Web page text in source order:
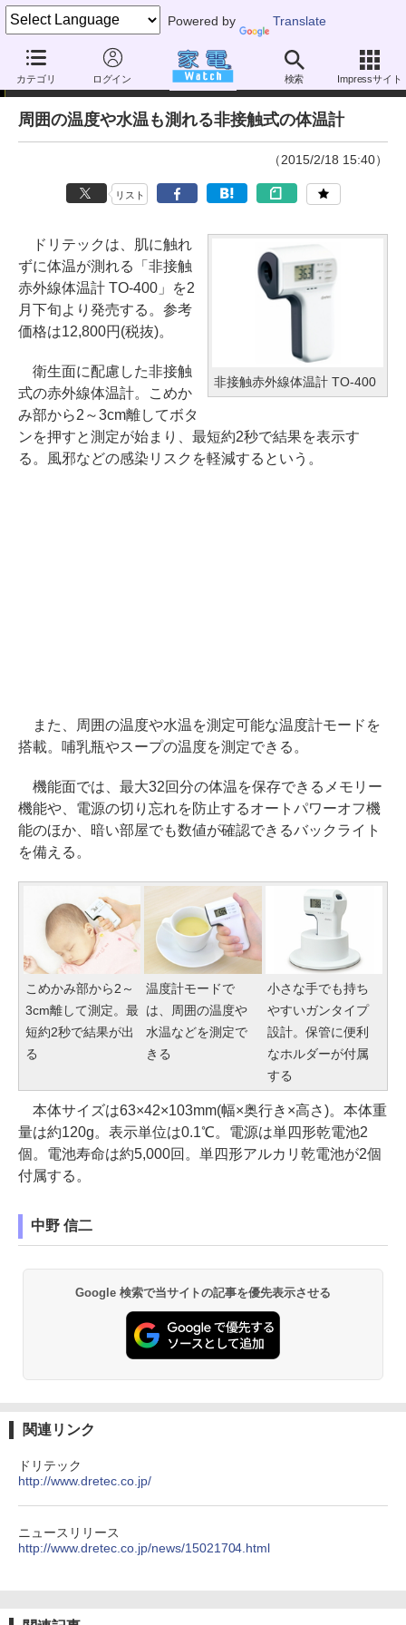
Powered by Translate
カテゴリ ログイン 検索 Impressサイト
ニュース
周囲の温度や水温も測れる非接触式の体温計
（2015/2/18 15:40）
リスト
非接触赤外線体温計 TO-400
ドリテックは、肌に触れ
ずに体温が測れる「非接触
赤外線体温計 TO-400」を2
月下旬より発売する。参考
価格は12,800円(税抜)。
衛生面に配慮した非接触
式の赤外線体温計。こめか
み部から2～3cm離してボタ
ンを押すと測定が始まり、最短約2秒で結果を表示す
る。風邪などの感染リスクを軽減するという。
また、周囲の温度や水温を測定可能な温度計モードを
搭載。哺乳瓶やスープの温度を測定できる。
機能面では、最大32回分の体温を保存できるメモリー
機能や、電源の切り忘れを防止するオートパワーオフ機
能のほか、暗い部屋でも数値が確認できるバックライト
を備える。
こめかみ部から2～
3cm離して測定。最
短約2秒で結果が出
る
温度計モードで
は、周囲の温度や
水温などを測定で
きる
小さな手でも持ち
やすいガンタイプ
設計。保管に便利
なホルダーが付属
する
本体サイズは63×42×103mm(幅×奥行き×高さ)。本体重
量は約120g。表示単位は0.1℃。電源は単四形乾電池2
個。電池寿命は約5,000回。単四形アルカリ乾電池が2個
付属する。
中野 信二
Google 検索で当サイトの記事を優先表示させる
関連リンク
ドリテック
http://www.dretec.co.jp/
ニュースリリース
http://www.dretec.co.jp/news/15021704.html